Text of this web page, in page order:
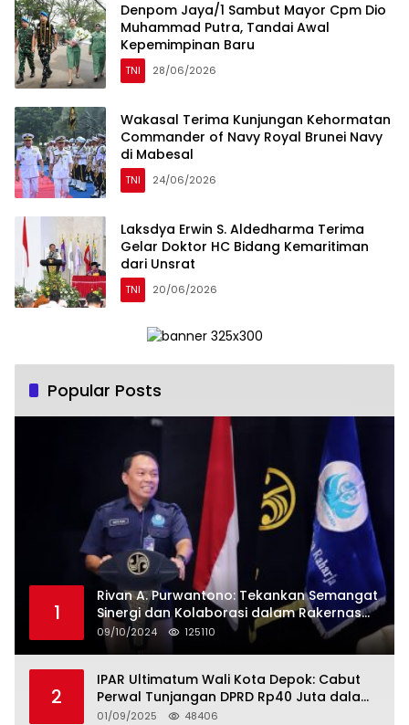
Denpom Jaya/1 Sambut Mayor Cpm Dio
Muhammad Putra, Tandai Awal
Kepemimpinan Baru
TNI 28/06/2026
Wakasal Terima Kunjungan Kehormatan
Commander of Navy Royal Brunei Navy
di Mabesal
TNI 24/06/2026
Laksdya Erwin S. Aldedharma Terima
Gelar Doktor HC Bidang Kemaritiman
dari Unsrat
TNI 20/06/2026
Popular Posts
1
Rivan A. Purwantono: Tekankan Semangat
Sinergi dan Kolaborasi dalam Rakernas
Serikat Pekerja Jasa Raharja
09/10/2024 125110
2
IPAR Ultimatum Wali Kota Depok: Cabut
Perwal Tunjangan DPRD Rp40 Juta dalam
5 Hari atau Hadapi Aksi Rakyat
01/09/2025 48406